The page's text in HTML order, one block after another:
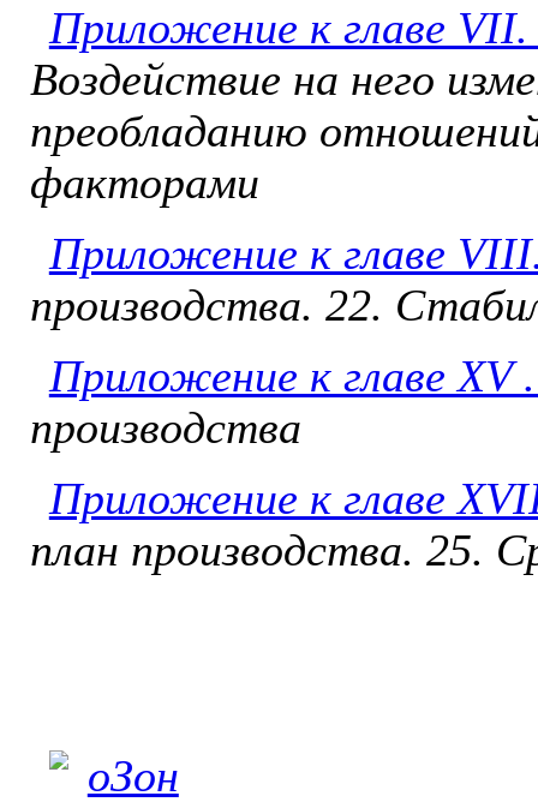
Приложение к главе
Воздействие на него
преобладанию
факторами
Приложение к главе
производства. 22.
Приложение к главе XV
производства
Приложение к главе
план производства. 25.